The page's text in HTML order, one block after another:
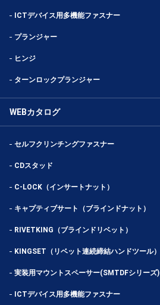
ICTデバイス用多機能ファスナー
プランジャー
ヒンジ
ターンロックプランジャー
WEBカタログ
セルフクリンチングファスナー
CDスタッド
C-LOCK（インサートナット）
キャプティブサート（ブラインドナット）
RIVETKING（ブラインドリベット）
KINGSET（リベット連続締結ハンドツール）
実装用マウントスペーサー(SMTDFシリーズ)
ICTデバイス用多機能ファスナー